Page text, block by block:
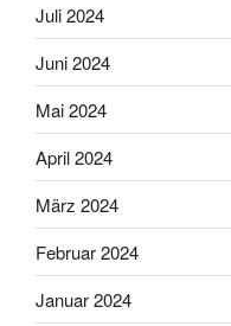
Juli 2024
Juni 2024
Mai 2024
April 2024
März 2024
Februar 2024
Januar 2024